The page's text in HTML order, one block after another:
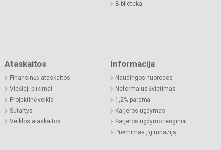
Biblioteka
Ataskaitos
Finansinės ataskaitos
Viešieji pirkimai
Projektinė veikla
Sutartys
Veiklos ataskaitos
Informacija
Naudingos nuorodos
Neformalus švietimas
1,2% parama
Karjeros ugdymas
Karjeros ugdymo renginiai
Priėmimas į gimnaziją